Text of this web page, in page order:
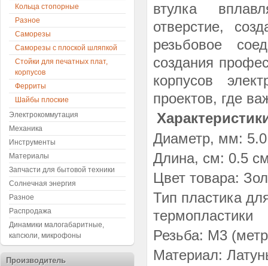
втулка
отверстие,
резьбовое
создания
корпусов
проектов, где
Диаметр, мм:
Длина, см: 0.5
Цвет товара:
Тип пластика
термопластики
Резьба: М3
Материал:
Кольца стопорные
Разное
Саморезы
Саморезы с плоской шляпкой
Стойки для печатных плат,
корпусов
Ферриты
Шайбы плоские
Электрокоммутация
Механика
Инструменты
Материалы
Запчасти для бытовой техники
Солнечная энергия
Разное
Распродажа
Динамики малогабаритные,
капсюли, микрофоны
Производитель